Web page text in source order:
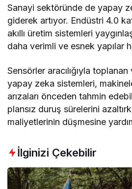
Sanayi sektöründe de yapay
giderek artıyor. Endüstri 4.0
akıllı üretim sistemleri
daha verimli ve esnek yapılar
Sensörler aracılığıyla
yapay zeka sistemleri,
arızaları önceden tahmin
plansız duruş sürelerini
maliyetlerinin düşmesine
İlginizi Çekebilir